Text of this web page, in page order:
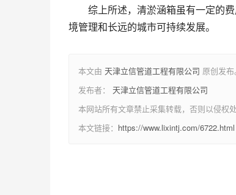
综上所述，清淤涵箱虽有一定的
境管理和长远的城市可持续发展。
本文由 天津立信管道工程有限公司 原创发布
发布者： 天津立信管道工程有限公司
本网站所有文章禁止采集转载，否则以侵权处
本文链接： https://www.lixintj.com/6722.html